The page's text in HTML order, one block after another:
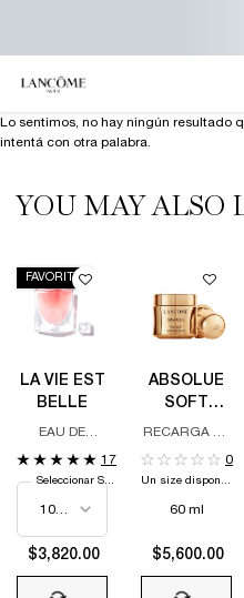
Main content
Lo sentimos, no hay ningún resultado
intentá con otra palabra.
YOU MAY ALSO
FAVORITO
LA VIE EST
BELLE
EAU DE
17
Seleccionar Size
$3,820.00
ABSOLUE
SOFT
CREAM -
RECARGA DE
DÍA Y DE
NOCHE,
0
60 ml
$5,600.00